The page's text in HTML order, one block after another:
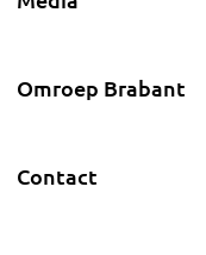
Omroep Brabant
Contact